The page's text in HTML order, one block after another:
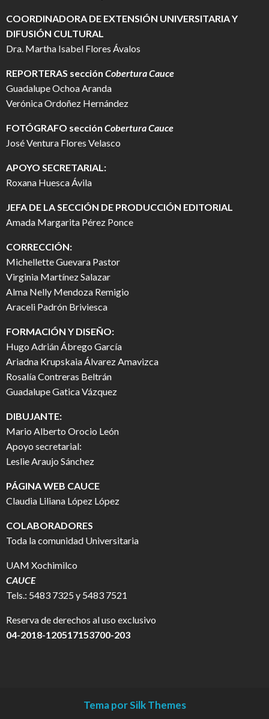
COORDINADORA DE EXTENSIÓN UNIVERSITARIA Y
DIFUSIÓN CULTURAL
Dra. Martha Isabel Flores Ávalos
REPORTERAS sección Cobertura Cauce
Guadalupe Ochoa Aranda
Verónica Ordoñez Hernández
FOTÓGRAFO sección Cobertura Cauce
José Ventura Flores Velasco
APOYO SECRETARIAL:
Roxana Huesca Ávila
JEFA DE LA SECCIÓN DE PRODUCCIÓN EDITORIAL
Amada Margarita Pérez Ponce
CORRECCIÓN:
Michellette Guevara Pastor
Virginia Martínez Salazar
Alma Nelly Mendoza Remigio
Araceli Padrón Briviesca
FORMACIÓN Y DISEÑO:
Hugo Adrián Ábrego García
Ariadna Krupskaia Álvarez Amavizca
Rosalía Contreras Beltrán
Guadalupe Gatica Vázquez
DIBUJANTE:
Mario Alberto Orocio León
Apoyo secretarial:
Leslie Araujo Sánchez
PÁGINA WEB CAUCE
Claudia Liliana López López
COLABORADORES
Toda la comunidad Universitaria
UAM Xochimilco
CAUCE
Tels.: 5483 7325 y 5483 7521
Reserva de derechos al uso exclusivo
04-2018-120517153700-203
Tema por Silk Themes